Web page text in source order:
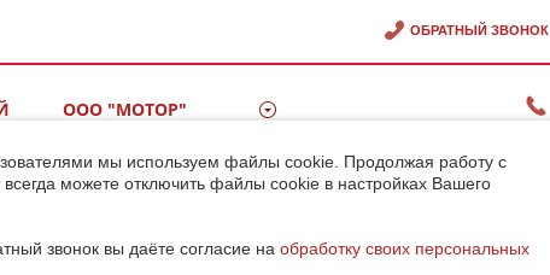
мы используем файлы cookie. Продолжая работу с
можете отключить файлы cookie в настройках Вашего
звонок вы даёте согласие на обработку своих персональных
ОБРАТНЫЙ ЗВОНОК
ООО "МОТОР"
КОНТАКТЫ